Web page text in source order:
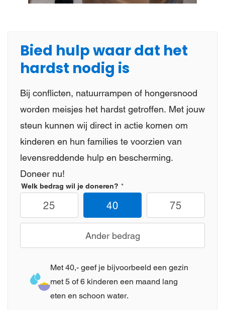
Bied hulp waar dat het
hardst nodig is
Bij conflicten, natuurrampen of hongersnood
worden meisjes het hardst getroffen. Met jouw
steun kunnen wij direct in actie komen om
kinderen en hun families te voorzien van
levensreddende hulp en bescherming.
Doneer nu!
Welk bedrag wil je doneren?
25 40 75
Ander bedrag
Met 40,- geef je bijvoorbeeld een gezin
met 5 of 6 kinderen een maand lang
eten en schoon water.